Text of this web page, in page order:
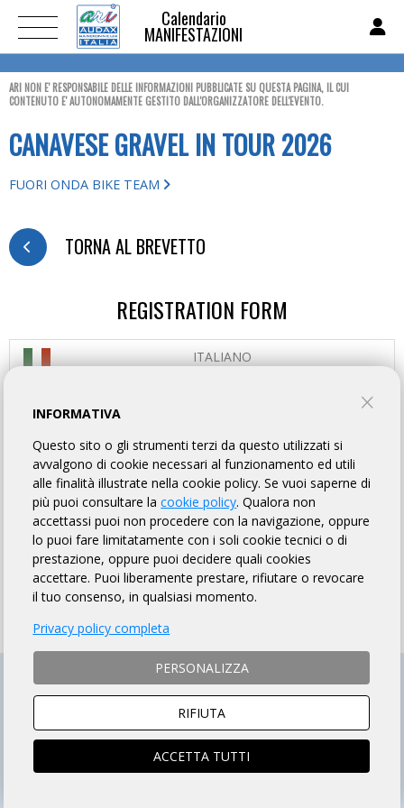
Calendario
MANIFESTAZIONI
ARI NON E' RESPONSABILE DELLE INFORMAZIONI PUBBLICATE SU QUESTA PAGINA, IL CUI
CONTENUTO E' AUTONOMAMENTE GESTITO DALL'ORGANIZZATORE DELL'EVENTO.
CANAVESE GRAVEL IN TOUR 2026
FUORI ONDA BIKE TEAM
TORNA AL BREVETTO
REGISTRATION FORM
ITALIANO
SOCIO ARI
ACCEDI e si aprirà la scheda
iscrizione compilata
NON SOCIO ARI
Prosegui per iscriverti al
brevetto
INFORMATIVA
Questo sito o gli strumenti terzi da questo utilizzati si
avvalgono di cookie necessari al funzionamento ed utili
alle finalità illustrate nella cookie policy. Se vuoi saperne di
più puoi consultare lacookie policy. Qualora non
accettassi puoi non procedere con la navigazione, oppure
lo puoi fare limitatamente con i soli cookie tecnici o di
prestazione, oppure puoi decidere quali cookies
accettare. Puoi liberamente prestare, rifiutare o revocare
il tuo consenso, in qualsiasi momento.
Privacy policy completa
PERSONALIZZA
RIFIUTA
ACCETTA TUTTI